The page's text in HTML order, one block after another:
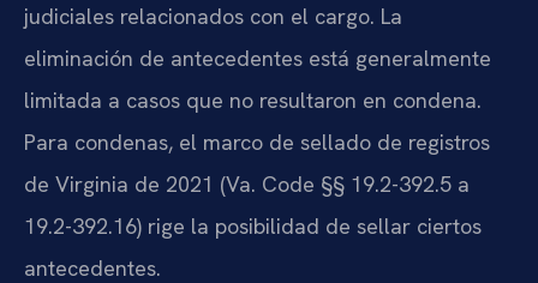
judiciales relacionados con el cargo. La
eliminación de antecedentes está generalmente
limitada a casos que no resultaron en condena.
Para condenas, el marco de sellado de registros
de Virginia de 2021 (Va. Code §§ 19.2-392.5 a
19.2-392.16) rige la posibilidad de sellar ciertos
antecedentes.